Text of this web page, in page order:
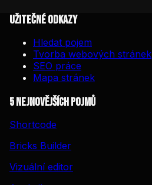
Užitečné odkazy
Hledat pojem
Tvorba webových stránek
SEO práce
Mapa stránek
5 nejnovějších pojmů
Shortcode
Bricks Builder
Vizuální editor